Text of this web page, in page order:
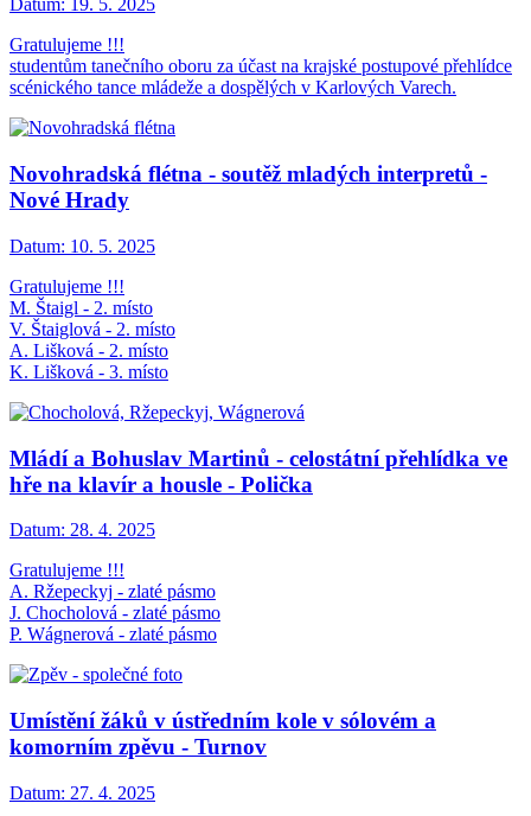
Datum: 19. 5. 2025
Gratulujeme !!!
studentům tanečního oboru za účast na krajské postupové přehlídce
scénického tance mládeže a dospělých v Karlových Varech.
Novohradská flétna - soutěž mladých interpretů -
Nové Hrady
Datum: 10. 5. 2025
Gratulujeme !!!
M. Štaigl - 2. místo
V. Štaiglová - 2. místo
A. Lišková - 2. místo
K. Lišková - 3. místo
Mládí a Bohuslav Martinů - celostátní přehlídka ve
hře na klavír a housle - Polička
Datum: 28. 4. 2025
Gratulujeme !!!
A. Ržepeckyj - zlaté pásmo
J. Chocholová - zlaté pásmo
P. Wágnerová - zlaté pásmo
Umístění žáků v ústředním kole v sólovém a
komorním zpěvu - Turnov
Datum: 27. 4. 2025